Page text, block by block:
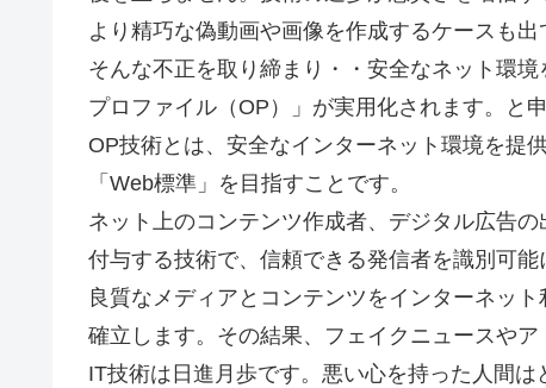
より精巧な偽動画や画像を作成するケースも出
そんな不正を取り締まり・・安全なネット環
プロファイル（OP）」が実用化されます。と
OP技術とは、安全なインターネット環境を提
「Web標準」を目指すことです。
ネット上のコンテンツ作成者、デジタル広告
付与する技術で、信頼できる発信者を識別可
良質なメディアとコンテンツをインターネッ
確立します。その結果、フェイクニュースやア
IT技術は日進月歩です。悪い心を持った人間は